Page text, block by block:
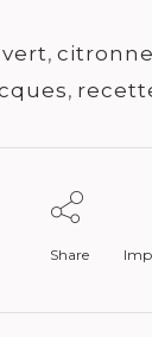
,
,
Share